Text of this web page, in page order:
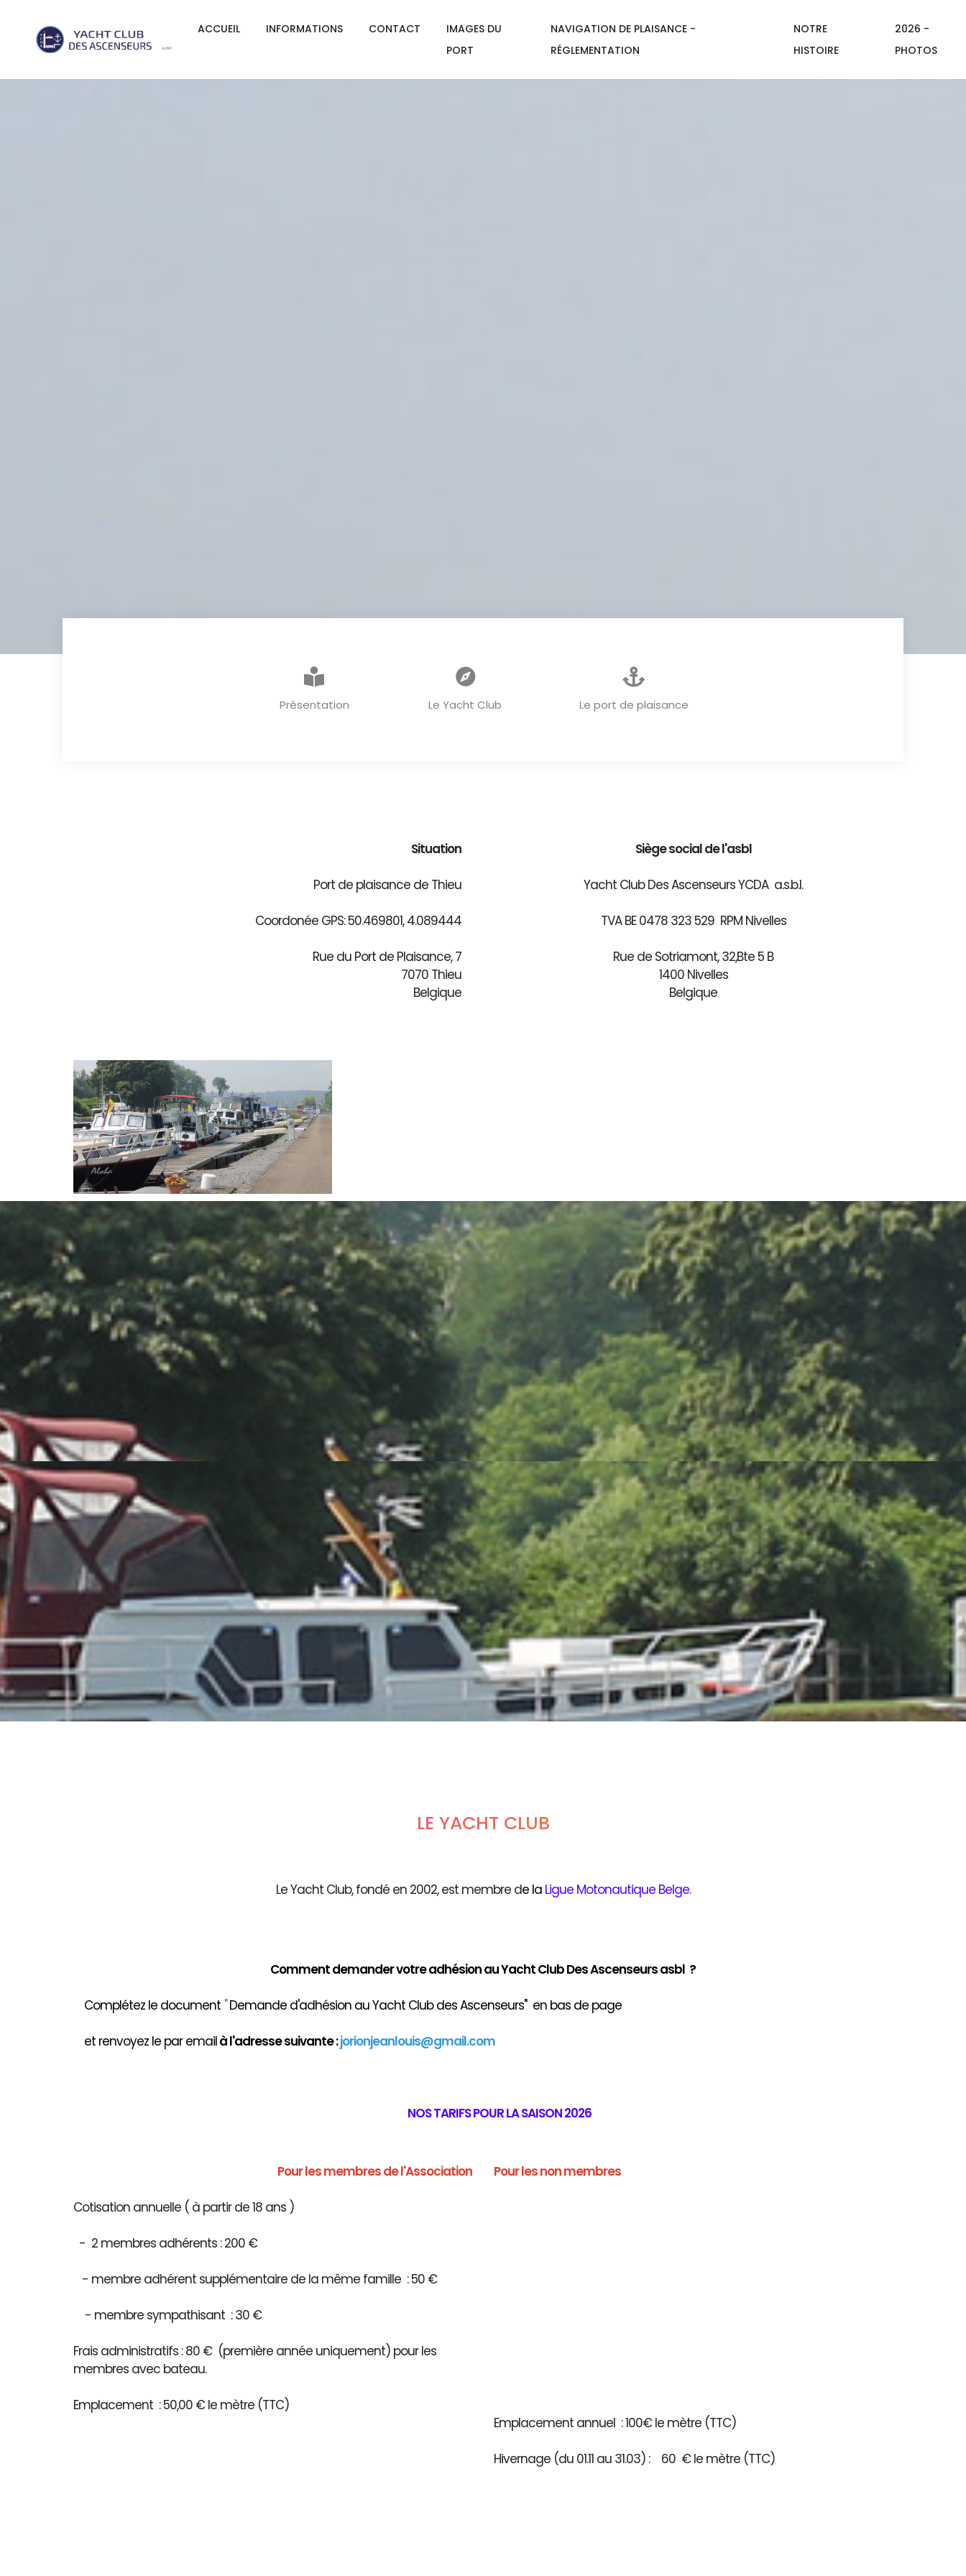
ACCUEIL INFORMATIONS CONTACT
IMAGES DU
PORT
NAVIGATION DE PLAISANCE -
RÉGLEMENTATION
NOTRE
HISTOIRE
2026 -
PHOTOS
ACCUEIL
Présentation Le Yacht Club Le port de plaisance
Situation
Port de plaisance de Thieu
Coordonée GPS: 50.469801, 4.089444
Rue du Port de Plaisance, 7
7070 Thieu
Belgique
Siège social de l'asbl
Yacht Club Des Ascenseurs YCDA a.s.b.l.
TVA BE 0478 323 529 RPM Nivelles
Rue de Sotriamont, 32,Bte 5 B
1400 Nivelles
Belgique
LE YACHT CLUB
Le Yacht Club, fondé en 2002, est membre de la Ligue Motonautique Belge.
Comment demander votre adhésion au Yacht Club Des Ascenseurs asbl ?
Complétez le document "Demande d'adhésion au Yacht Club des Ascenseurs" en bas de page
et renvoyez le par emailàl'adresse suivante :jorionjeanlouis@gmail.com
NOS TARIFS POUR LA SAISON 2026
Pour les membres de l'Association
Cotisation annuelle ( à partir de 18 ans )
- 2 membres adhérents : 200 €
- membre adhérent supplémentaire de la même famille : 50 €
- membre sympathisant : 30 €
Frais administratifs : 80 € (première année uniquement) pour les
membres avec bateau.
Emplacement : 50,00 € le mètre (TTC)
Pour les non membres
Emplacement annuel : 100€ le mètre (TTC)
Hivernage (du 01.11 au 31.03) : 60 € le mètre (TTC)